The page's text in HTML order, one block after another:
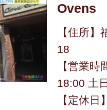
Ovens
【住所
18
【営業
18:00 土
【定休日